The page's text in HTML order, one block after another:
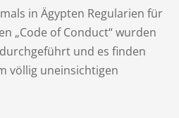
in Ägypten Regularien für
„Code of Conduct“ wurden
und es finden
völlig uneinsichtigen